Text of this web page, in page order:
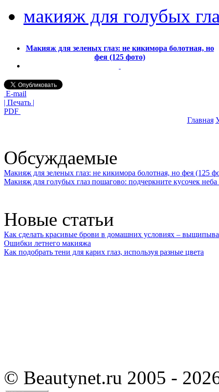
макияж для голубых
Макияж для зеленых глаз: не кикимора болотная, но
фея (125 фото)
E-mail
| Печать |
PDF
Главная
Обсуждаемые
Макияж для зеленых глаз: не кикимора болотная, но фея (125
Макияж для голубых глаз пошагово: подчеркните кусочек
Новые статьи
Как сделать красивые брови в домашних условиях –
Ошибки летнего макияжа
Как подобрать тени для карих глаз, используя разные цвета
© Beautynet.ru 2005 -